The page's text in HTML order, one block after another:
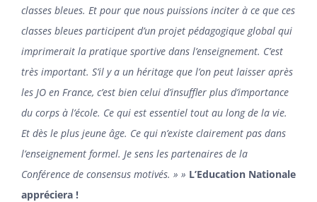
classes bleues. Et pour que nous puissions inciter à ce que ces
classes bleues participent d’un projet pédagogique global qui
imprimerait la pratique sportive dans l’enseignement. C’est
très important. S’il y a un héritage que l’on peut laisser après
les JO en France, c’est bien celui d’insuffler plus d’importance
du corps à l’école. Ce qui est essentiel tout au long de la vie.
Et dès le plus jeune âge. Ce qui n’existe clairement pas dans
l’enseignement formel. Je sens les partenaires de la
Conférence de consensus motivés. » » L’Education Nationale
appréciera !